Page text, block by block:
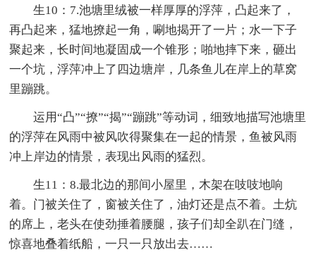
生10：7.池塘里绒被一样厚厚的浮萍，凸起来了，
再凸起来，猛地撩起一角，唰地揭开了一片；水一下子
聚起来，长时间地凝固成一个锥形；啪地摔下来，砸出
一个坑，浮萍冲上了四边塘岸，几条鱼儿在岸上的草窝
里蹦跳。
运用“凸”“撩”“揭”“蹦跳”等动词，细致地描写池塘里
的浮萍在风雨中被风吹得聚集在一起的情景，鱼被风雨
冲上岸边的情景，表现出风雨的猛烈。
生11：8.最北边的那间小屋里，木架在吱吱地响
着。门被关住了，窗被关住了，油灯还是点不着。土炕
的席上，老头在使劲捶着腰腿，孩子们却全趴在门缝，
惊喜地叠着纸船，一只一只放出去……